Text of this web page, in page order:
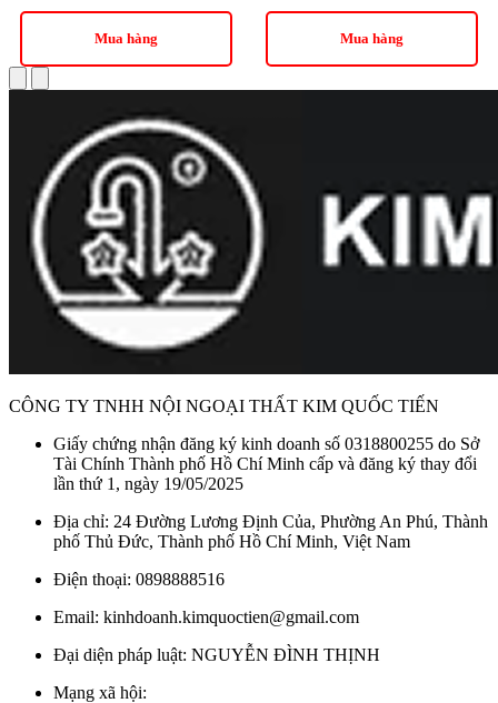
Mua hàng Mua hàng
CÔNG TY TNHH NỘI NGOẠI THẤT KIM QUỐC TIẾN
Giấy chứng nhận đăng ký kinh doanh số 0318800255 do Sở
Tài Chính Thành phố Hồ Chí Minh cấp và đăng ký thay đổi
lần thứ 1, ngày 19/05/2025
Địa chỉ: 24 Đường Lương Định Của, Phường An Phú, Thành
phố Thủ Đức, Thành phố Hồ Chí Minh, Việt Nam
Điện thoại: 0898888516
Email: kinhdoanh.kimquoctien@gmail.com
Đại diện pháp luật: NGUYỄN ĐÌNH THỊNH
Mạng xã hội: